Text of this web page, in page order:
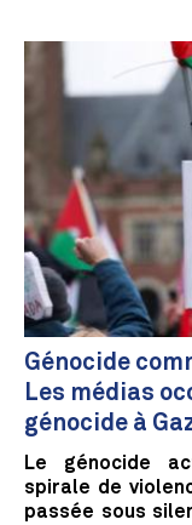
Génocide
Les médias
génocide à
Le génocide
spirale de
passée sous